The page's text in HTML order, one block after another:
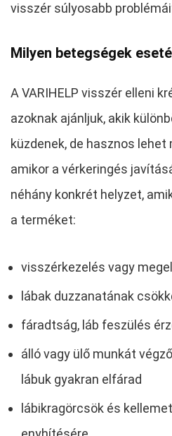
visszér súlyosabb
Milyen betegségek
A VARIHELP visszér elleni
azoknak ajánljuk, akik
küzdenek, de hasznos
amikor a vérkeringés
néhány konkrét helyzet,
a terméket:
visszérkezelés vagy
lábak duzzanatának
fáradtság, láb feszülés
álló vagy ülő munkát
lábuk gyakran elfárad
lábikragörcsök és